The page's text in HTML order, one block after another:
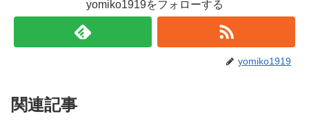
yomiko1919をフォローする
yomiko1919
関連記事